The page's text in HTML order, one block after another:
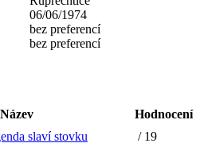
06/06/1974
bez preferencí
bez preferencí
Název
Hodnocení
slaví stovku
/ 19